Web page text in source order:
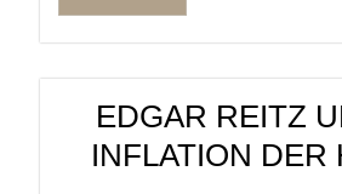
EDGAR REITZ
INFLATION DER